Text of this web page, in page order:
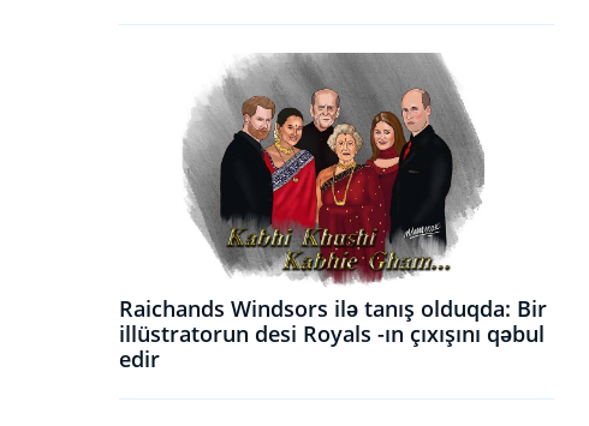
Raichands Windsors ilə tanış olduqda: Bir
illüstratorun desi Royals -ın çıxışını qəbul
edir